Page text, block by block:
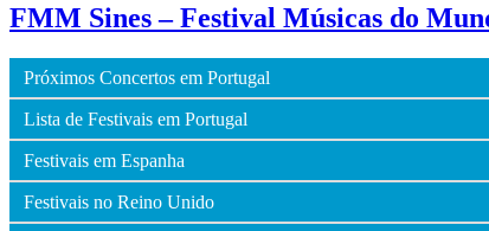
FMM Sines – Festival Músicas do
Próximos Concertos em Portugal
Lista de Festivais em Portugal
Festivais em Espanha
Festivais no Reino Unido